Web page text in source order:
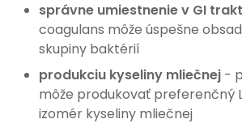
správne umiestnenie v GI
coagulans môže úspešne
skupiny baktérií
produkciu kyseliny mliečnej -
môže produkovať preferenčný
izomér kyseliny mliečnej